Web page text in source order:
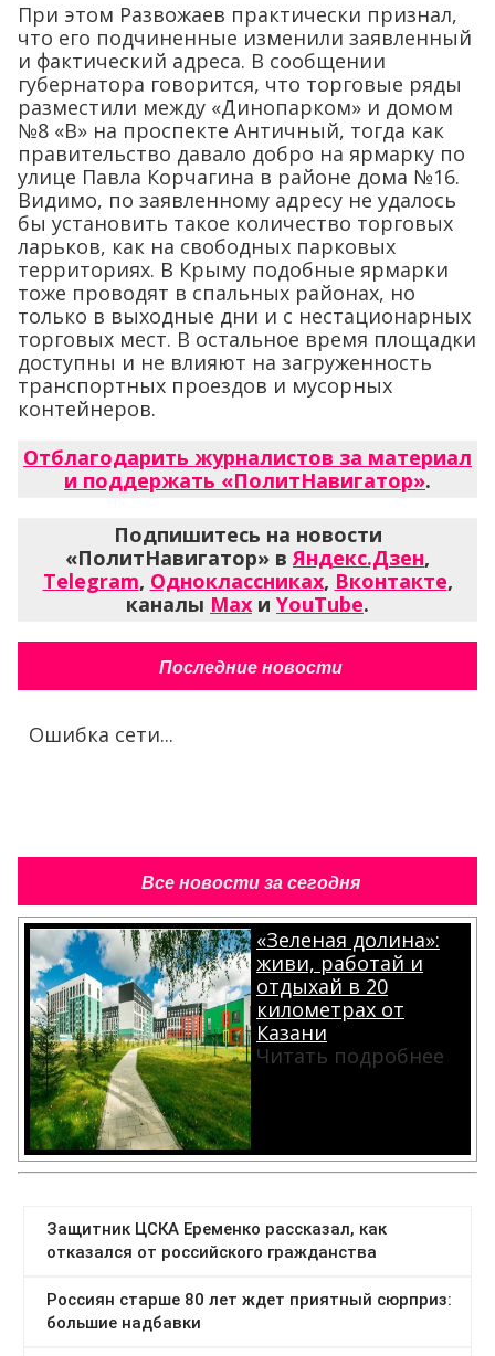
При этом Развожаев практически признал,
что его подчиненные изменили заявленный
и фактический адреса. В сообщении
губернатора говорится, что торговые ряды
разместили между «Динопарком» и домом
№8 «В» на проспекте Античный, тогда как
правительство давало добро на ярмарку по
улице Павла Корчагина в районе дома №16.
Видимо, по заявленному адресу не удалось
бы установить такое количество торговых
ларьков, как на свободных парковых
территориях. В Крыму подобные ярмарки
тоже проводят в спальных районах, но
только в выходные дни и с нестационарных
торговых мест. В остальное время площадки
доступны и не влияют на загруженность
транспортных проездов и мусорных
контейнеров.
Отблагодарить журналистов за материал
и поддержать «ПолитНавигатор».
Подпишитесь на новости
«ПолитНавигатор» вЯндекс.Дзен,
Telegram, Одноклассниках, Вконтакте,
каналы Max и YouTube.
Последние новости
Ошибка сети...
Все новости за сегодня
«Зеленая долина»:
живи, работай и
отдыхай в 20
километрах от
Казани
Читать подробнее